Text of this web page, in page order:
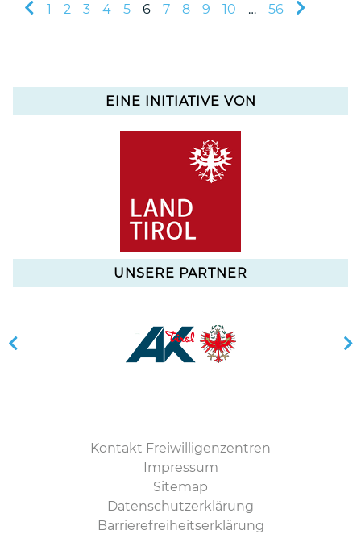
1 2 3 4 5 6 7 8 9 10 … 56
EINE INITIATIVE VON
UNSERE PARTNER
Kontakt Freiwilligenzentren
Impressum
Sitemap
Datenschutzerklärung
Barrierefreiheitserklärung